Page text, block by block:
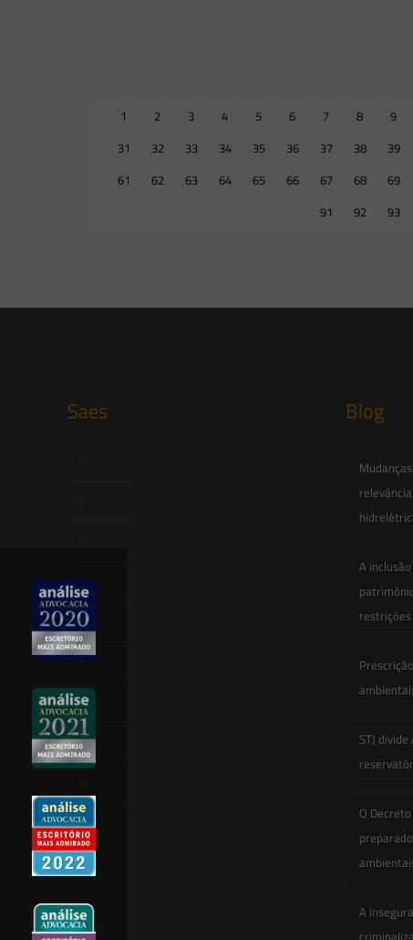
1 2 3 4 5 6 7 8 9
31
32 33 34 35 36 37 38 39
61
62 63 64 65 66 67 68 69
91
92 93
Saes Blog
A
STJ
O
A